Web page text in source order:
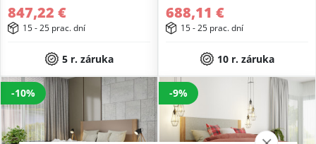
847,22 €
15 - 25 prac. dní
5 r. záruka
688,11 €
15 - 25 prac. dní
10 r. záruka
-10% -9%